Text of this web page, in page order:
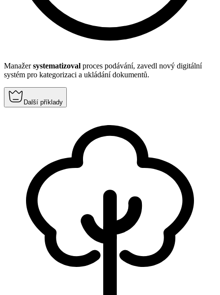
Manažersystematizoval proces podávání, zavedl nový digitální
systém pro kategorizaci a ukládání dokumentů.
Další příklady